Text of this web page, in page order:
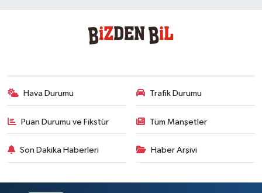
Hava Durumu Trafik Durumu
Puan Durumu ve Fikstür Tüm Manşetler
Son Dakika Haberleri Haber Arşivi